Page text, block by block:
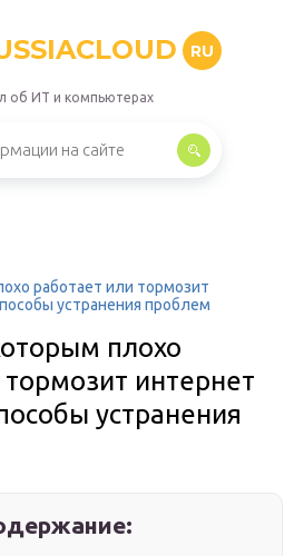
RU
об ИТ и компьютерах
работает или тормозит
устранения проблем
плохо
интернет
устранения